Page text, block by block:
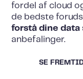
fordel af cloud
de bedste
forstå dine data
anbefalinger.
SE